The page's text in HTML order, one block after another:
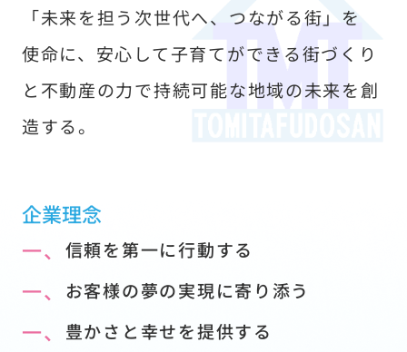
「未来を担う次世代へ、つながる街」を
使命に、安心して子育てができる街づくり
と不動産の力で持続可能な地域の未来を創
造する。
企業理念
一、 信頼を第一に行動する
一、 お客様の夢の実現に寄り添う
一、 豊かさと幸せを提供する